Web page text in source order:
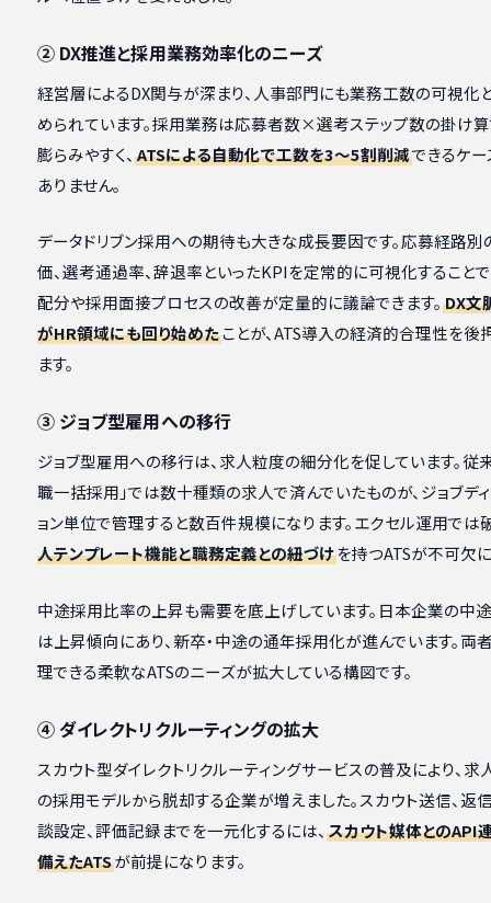
② DX推進と採用業務効率化のニーズ
経営層によるDX関与が深まり、人事部門にも業務工数の可視化
められています。採用業務は応募者数×選考ステップ数の掛け
膨らみやすく、 ATSによる自動化で工数を3〜5割削減できるケー
ありません。
データドリブン採用への期待も大きな成長要因です。応募経路
価、選考通過率、辞退率といったKPIを定常的に可視化すること
配分や採用面接プロセスの改善が定量的に議論できます。 DX文
がHR領域にも回り始めたことが、ATS導入の経済的合理性を後
ます。
③ ジョブ型雇用への移行
ジョブ型雇用への移行は、求人粒度の細分化を促しています。従
職一括採用」では数十種類の求人で済んでいたものが、ジョブデ
ョン単位で管理すると数百件規模になります。エクセル運用では
人テンプレート機能と職務定義との紐づけを持つATSが不可欠に
中途採用比率の上昇も需要を底上げしています。日本企業の中
は上昇傾向にあり、新卒・中途の通年採用化が進んでいます。両
理できる柔軟なATSのニーズが拡大している構図です。
④ ダイレクトリクルーティングの拡大
スカウト型ダイレクトリクルーティングサービスの普及により、
の採用モデルから脱却する企業が増えました。スカウト送信、返
談設定、評価記録までを一元化するには、 スカウト媒体とのAPI
備えたATSが前提になります。